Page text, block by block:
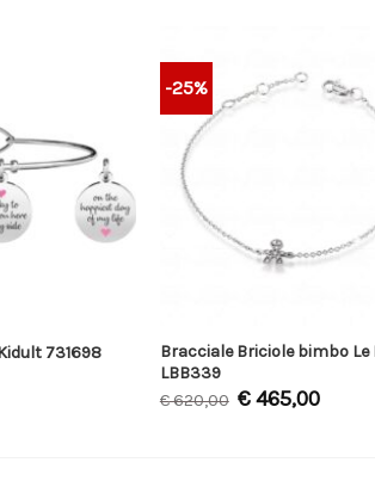
731698
-25%
Bracciale Briciole bimbo Le
LBB339
€620,00 €465,00